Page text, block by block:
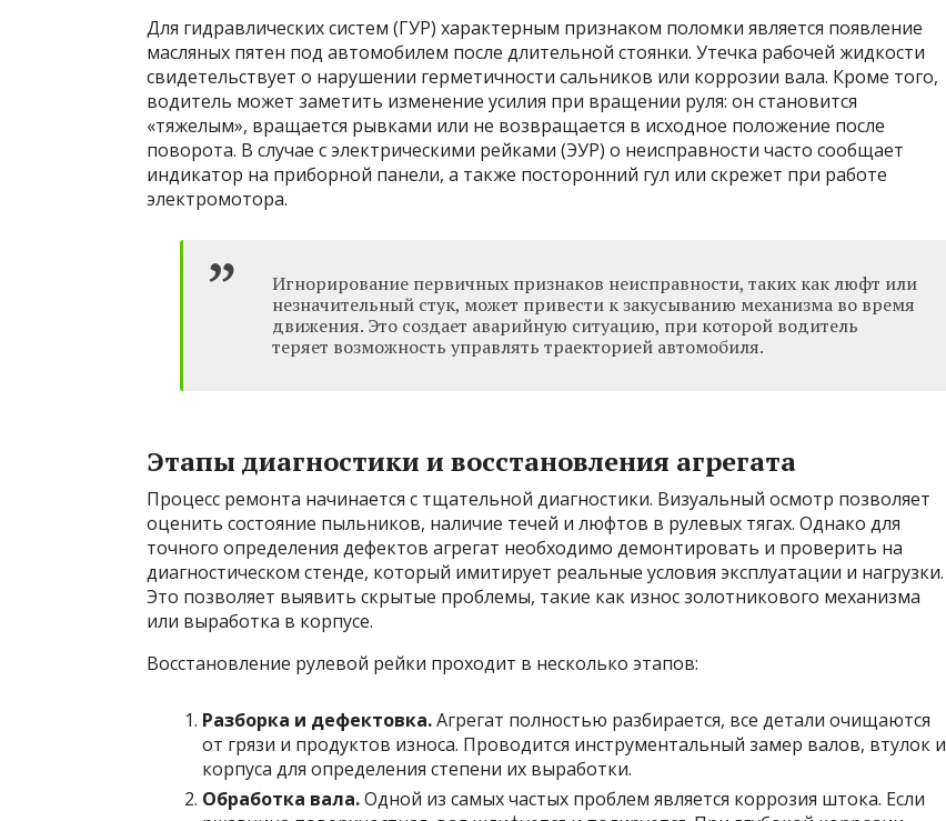
Для гидравлических систем (ГУР) характерным признаком поломки является появление
масляных пятен под автомобилем после длительной стоянки. Утечка рабочей жидкости
свидетельствует о нарушении герметичности сальников или коррозии вала. Кроме того,
водитель может заметить изменение усилия при вращении руля: он становится
«тяжелым», вращается рывками или не возвращается в исходное положение после
поворота. В случае с электрическими рейками (ЭУР) о неисправности часто сообщает
индикатор на приборной панели, а также посторонний гул или скрежет при работе
электромотора.
Игнорирование первичных признаков неисправности, таких как люфт или
незначительный стук, может привести к закусыванию механизма во время
движения. Это создает аварийную ситуацию, при которой водитель
теряет возможность управлять траекторией автомобиля.
Этапы диагностики и восстановления агрегата
Процесс ремонта начинается с тщательной диагностики. Визуальный осмотр позволяет
оценить состояние пыльников, наличие течей и люфтов в рулевых тягах. Однако для
точного определения дефектов агрегат необходимо демонтировать и проверить на
диагностическом стенде, который имитирует реальные условия эксплуатации и нагрузки.
Это позволяет выявить скрытые проблемы, такие как износ золотникового механизма
или выработка в корпусе.
Восстановление рулевой рейки проходит в несколько этапов:
Разборка и дефектовка.Агрегат полностью разбирается, все детали очищаются
от грязи и продуктов износа. Проводится инструментальный замер валов, втулок и
корпуса для определения степени их выработки.
Обработка вала.Одной из самых частых проблем является коррозия штока. Если